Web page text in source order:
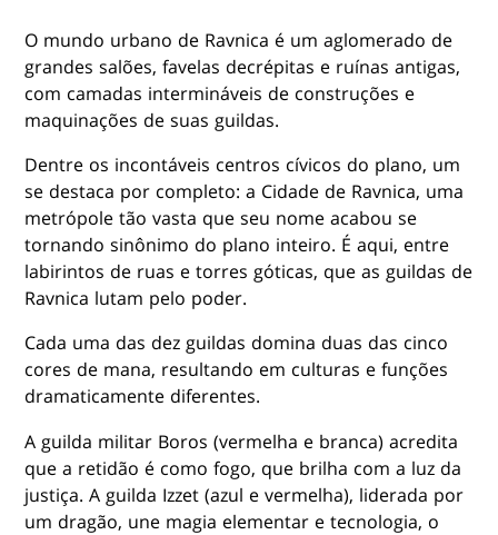
O mundo urbano de Ravnica é um aglomerado de
grandes salões, favelas decrépitas e ruínas antigas,
com camadas intermináveis de construções e
maquinações de suas guildas.
Dentre os incontáveis centros cívicos do plano, um
se destaca por completo: a Cidade de Ravnica, uma
metrópole tão vasta que seu nome acabou se
tornando sinônimo do plano inteiro. É aqui, entre
labirintos de ruas e torres góticas, que as guildas de
Ravnica lutam pelo poder.
Cada uma das dez guildas domina duas das cinco
cores de mana, resultando em culturas e funções
dramaticamente diferentes.
A guilda militar Boros (vermelha e branca) acredita
que a retidão é como fogo, que brilha com a luz da
justiça. A guilda Izzet (azul e vermelha), liderada por
um dragão, une magia elementar e tecnologia, o